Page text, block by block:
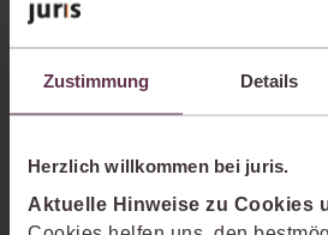
Zustimmung Details
Herzlich willkommen bei juris.
Aktuelle Hinweise zu Cookies
Sie kennen juris noch
Erhalten Sie einen Einblick, wie juris das
Arbeitsprozesse einfacher und effizienter